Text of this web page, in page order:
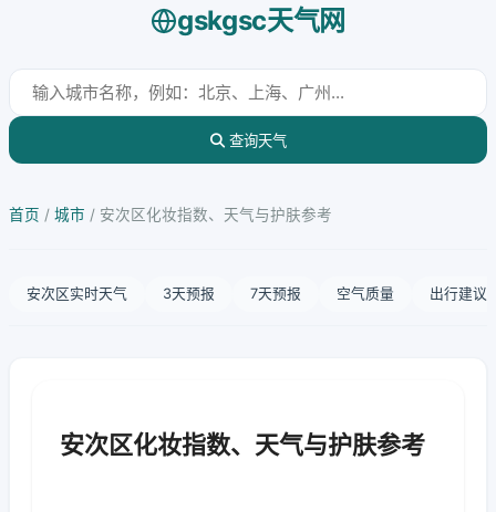
gskgsc天气网
查询天气
首页 / 城市 / 安次区化妆指数、天气与护肤参考
安次区实时天气 3天预报 7天预报 空气质量 出行建议
安次区化妆指数、天气与护肤参考